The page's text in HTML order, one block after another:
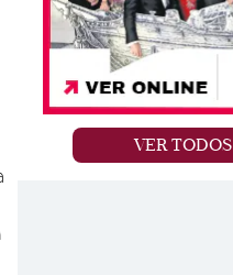
VER TODOS